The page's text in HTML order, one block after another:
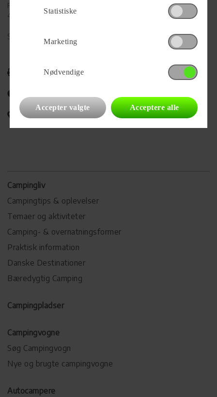
Falkevej 38
4600 Køge
Se alle 440 vogne for forhandleren
Udskriv
Campingvognens placering
Campingliv
Campingtips & oplevelser
Temaer og aktiviteter
Camping- & overnatningsformer
Praktisk information
Danske Destinationer
Bæredygtig Camping
Campingpladser
Campingvogne
Søg Campingvogn
Nye og brugte campingvogne
Autocampere
Statistiske
Marketing
Nødvendige
Accepter valgte Acceptere alle